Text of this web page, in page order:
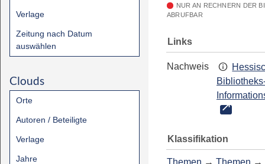
Verlage
Zeitung nach Datum
auswählen
Clouds
Orte
Autoren / Beteiligte
Verlage
Jahre
NUR AN RECHNERN DER
ABRUFBAR
Links
Nachweis
Klassifikation
Themen → Themen →